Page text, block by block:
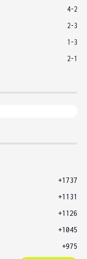
4-2
2-3
1-3
2-1
+1737
+1131
+1126
+1045
+975